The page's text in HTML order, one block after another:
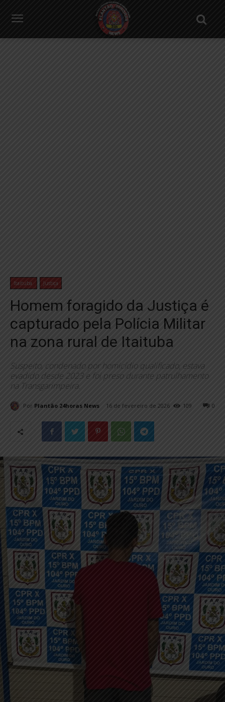
Itaituba Justiça
Homem foragido da Justiça é
capturado pela Polícia Militar
na zona rural de Itaituba
Suspeito, condenado por homicídio qualificado, estava
evadido desde 2023 e foi preso durante patrulhamento
na Transgarimpeira.
Por Plantão 24horas News 16 de fevereiro de 2026 0
109